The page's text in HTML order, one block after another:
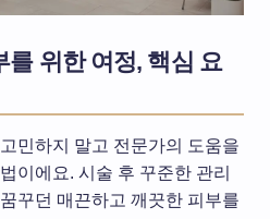
를 위한 여정, 핵심 요
민하지 말고 전문가의 도움을
이에요. 시술 후 꾸준한 관리
꾸던 매끈하고 깨끗한 피부를